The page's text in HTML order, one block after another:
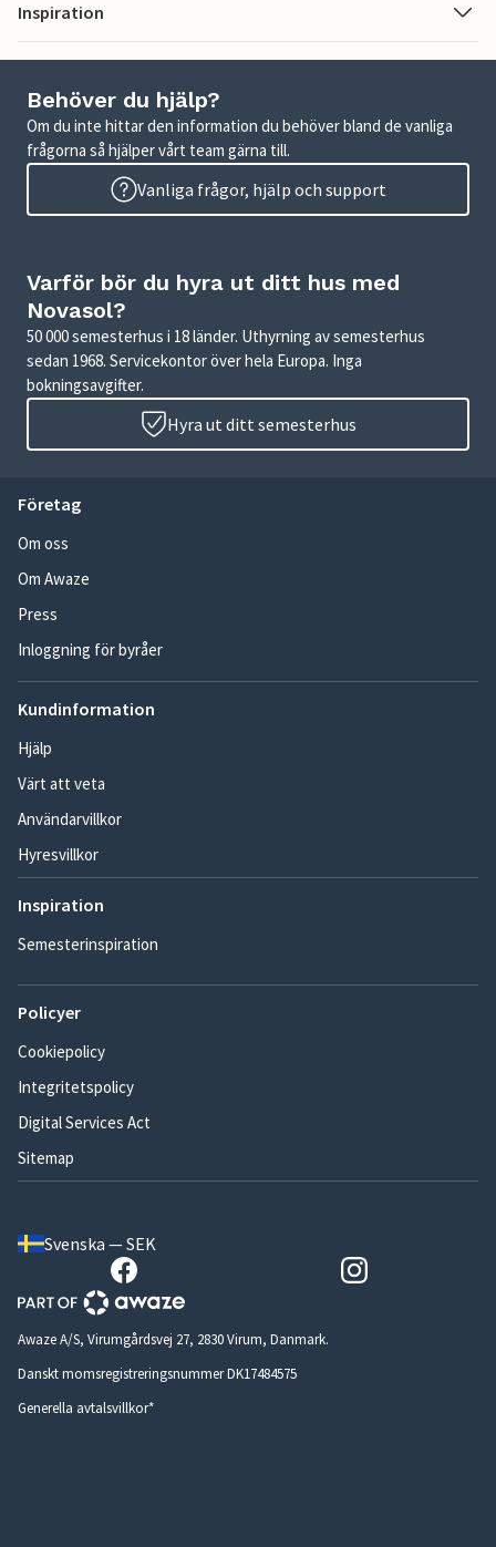
Inspiration
Behöver du hjälp?
Om du inte hittar den information du behöver bland de vanliga
frågorna så hjälper vårt team gärna till.
Vanliga frågor, hjälp och support
Varför bör du hyra ut ditt hus med
Novasol?
50 000 semesterhus i 18 länder. Uthyrning av semesterhus
sedan 1968. Servicekontor över hela Europa. Inga
bokningsavgifter.
Hyra ut ditt semesterhus
Företag
Om oss
Om Awaze
Press
Inloggning för byråer
Kundinformation
Hjälp
Värt att veta
Användarvillkor
Hyresvillkor
Inspiration
Semesterinspiration
Policyer
Cookiepolicy
Integritetspolicy
Digital Services Act
Sitemap
Svenska — SEK
Awaze A/S, Virumgårdsvej 27, 2830 Virum, Danmark.
Danskt momsregistreringsnummer DK17484575
Generella avtalsvillkor*